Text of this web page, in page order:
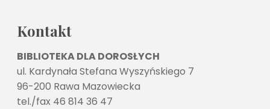
Kontakt
BIBLIOTEKA DLA DOROSŁYCH
ul. Kardynała Stefana Wyszyńskiego 7
96-200 Rawa Mazowiecka
tel./fax 46 814 36 47